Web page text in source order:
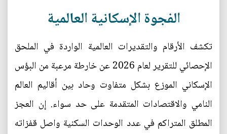
الفجوة الإسكانية العالمية
تكشف الأرقام والتقديرات العالمية الواردة في الملحق
الإحصائي للتقرير لعام 2026 عن خارطة مرعبة من البؤس
الإسكاني الموزع بشكل متفاوت وحاد بين أقاليم العالم
النامي والاقتصادات المتقدمة على حد سواء. إن العجز
المطلق المتراكم في عدد الوحدات السكنية واصل قفزاته